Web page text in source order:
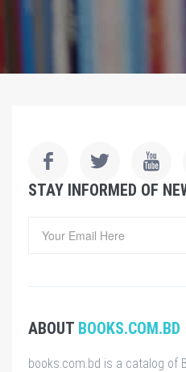
STAY INFORMED OF
ABOUT BOOKS.COM.BD
books.com.bd is a catalog of